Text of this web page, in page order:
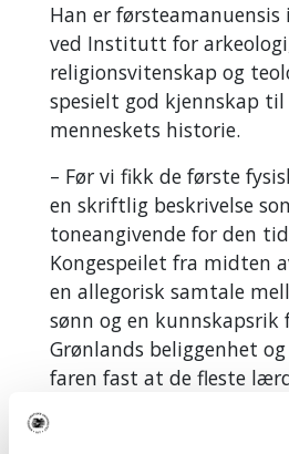
Han er
ved Institutt for
religionsvitenskap og
spesielt god kjennskap
menneskets historie.
– Før vi fikk de første
en skriftlig beskrivelse
toneangivende for den
Kongespeilet fra midten
en allegorisk samtale
sønn og en kunnskapsrik
Grønlands beliggenhet
faren fast at de fleste
over at Grønland er
fordi de har dyrearter